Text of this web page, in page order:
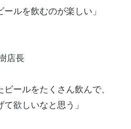
ールを飲むのが楽しい」
店長
ビールをたくさん飲んで、
欲しいなと思う」